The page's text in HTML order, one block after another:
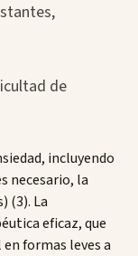
de
incluyendo
necesario, la
(3). La
eficaz, que
formas leves a